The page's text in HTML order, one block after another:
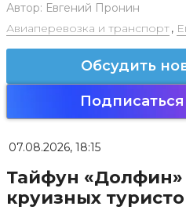
Автор: Евгений Пронин
Авиаперевозка и транспорт,
Обсудить
Подписаться
07.08.2026, 18:15
Тайфун
круизных